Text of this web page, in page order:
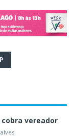
cobra vereador